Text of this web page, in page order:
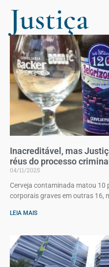
Justiça
Inacreditável, mas
réus do processo
04/11/2025
Cerveja contaminada matou 10
corporais graves em outras 16,
LEIA MAIS